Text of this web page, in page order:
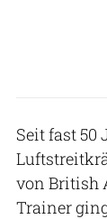
Seit fast 50
von British
Trainer